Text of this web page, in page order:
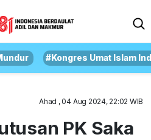
#Kongres Umat Islam
Ahad , 04 Aug 2024, 22:02 WIB
PK Saka